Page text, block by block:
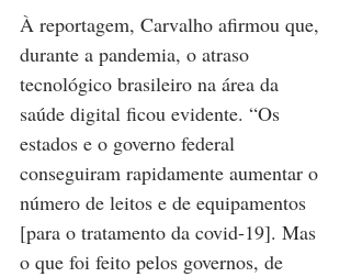
À reportagem, Carvalho afirmou que,
durante a pandemia, o atraso
tecnológico brasileiro na área da
saúde digital ficou evidente. “Os
estados e o governo federal
conseguiram rapidamente aumentar o
número de leitos e de equipamentos
[para o tratamento da covid-19]. Mas
o que foi feito pelos governos, de